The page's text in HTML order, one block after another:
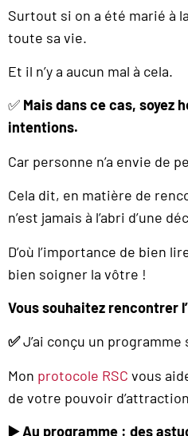
Surtout si on a été marié à
toute sa vie.
Et il n’y a aucun mal à cela.
✅ Mais dans ce cas, soyez
intentions.
Car personne n’a envie de
Cela dit, en matière de
n’est jamais à l’abri d’une
D’où l’importance de bien
bien soigner la vôtre !
Vous souhaitez rencontrer
✅J’ai conçu un
Mon protocole RSC vous
de votre pouvoir
▶️Au programme : des